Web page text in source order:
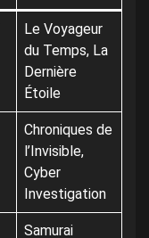
Le Voyageur
du Temps, La
Dernière
Étoile
Chroniques de
l’Invisible,
Cyber
Investigation
Samurai